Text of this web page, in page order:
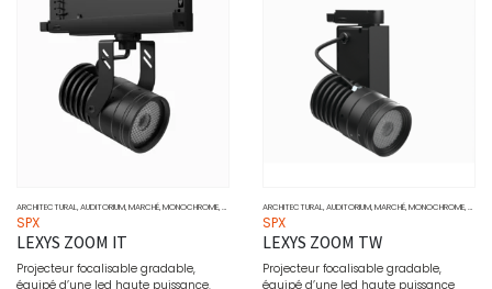
ARCHITECTURAL,AUDITORIUM,MARCHÉ,MONOCHROME,MUSÉO PONCTUEL,PROJECTEURS,SOURCE
SPX
LEXYS ZOOM IT
Projecteur focalisable gradable,
équipé d’une led haute puissance.
ARCHITECTURAL,AUDITORIUM,MARCHÉ,MONOCHROME,MUSÉO
SPX
LEXYS ZOOM TW
Projecteur focalisable gradable,
équipé d’une led haute puissance